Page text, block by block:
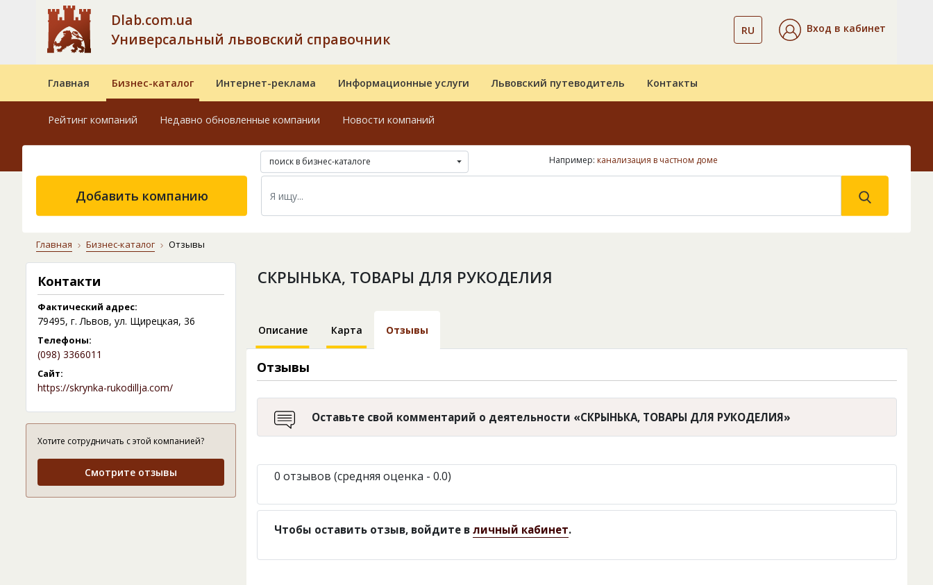
Dlab.com.ua
Универсальный львовский справочник
RU Вход в кабинет
Главная Бизнес-каталог Интернет-реклама Информационные услуги Львовский путеводитель Контакты
Рейтинг компаний Недавно обновленные компании Новости компаний
поиск в бизнес-каталоге Например: канализация в частном доме
Добавить компанию
Главная Бизнес-каталог Отзывы
Контакти
Фактический адрес:
79495, г. Львов, ул. Щирецкая, 36
Телефоны:
(098) 3366011
Сайт:
https://skrynka-rukodillja.com/
Хотите сотрудничать с этой компанией?
Смотрите отзывы
СКРЫНЬКА, ТОВАРЫ ДЛЯ РУКОДЕЛИЯ
Описание Карта Отзывы
Отзывы
Оставьте свой комментарий о деятельности «СКРЫНЬКА, ТОВАРЫ ДЛЯ РУКОДЕЛИЯ»
0 отзывов (средняя оценка - 0.0)
Чтобы оставить отзыв, войдите в личный кабинет.